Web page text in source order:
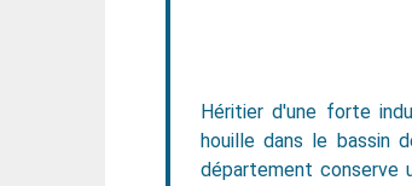
Héritier d'une forte
houille dans le bassin
département conserve